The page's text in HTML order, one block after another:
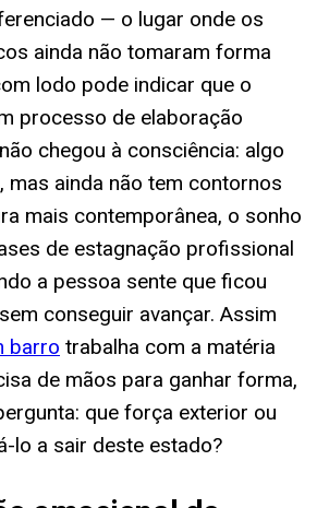
— o lugar onde os
ainda não tomaram forma
lodo pode indicar que o
processo de elaboração
chegou à consciência: algo
mas ainda não tem contornos
mais contemporânea, o sonho
de estagnação profissional
a pessoa sente que ficou
conseguir avançar. Assim
barro trabalha com a matéria
de mãos para ganhar forma,
que força exterior ou
lo a sair deste estado?